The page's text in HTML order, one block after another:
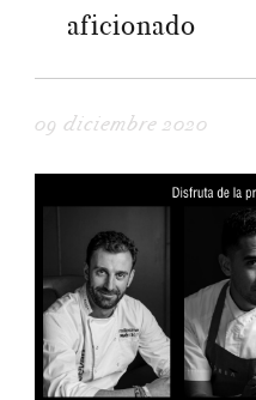
aficionado
09 diciembre 2020